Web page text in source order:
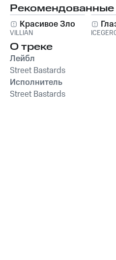
Красивое Зло
VILLIAN
О треке
Лейбл
Street Bastards
Исполнитель
Street Bastards